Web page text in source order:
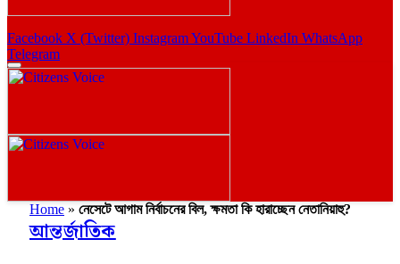
Facebook X (Twitter) InstagramYouTube LinkedIn WhatsApp
Telegram
Home » নেসেটে আগাম নির্বাচনের বিল, ক্ষমতা কি হারাচ্ছেন নেতানিয়াহু?
আন্তর্জাতিক